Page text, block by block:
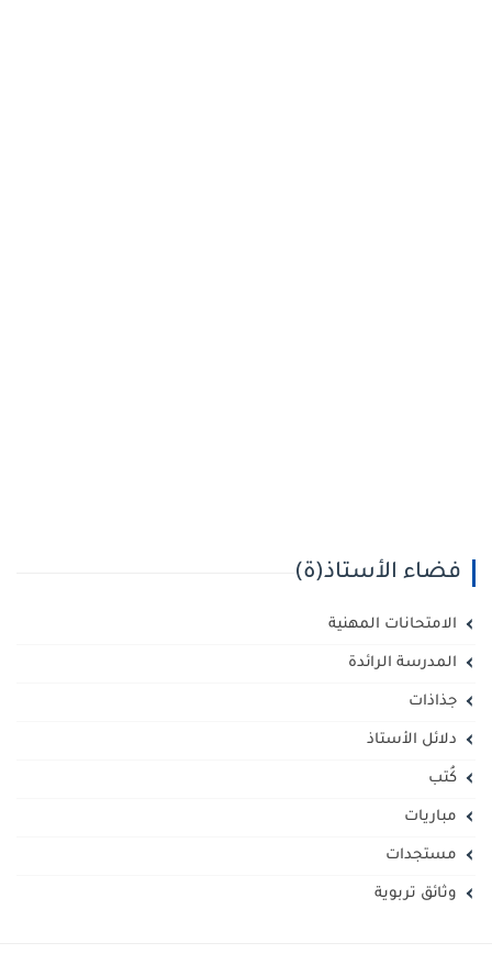
فضاء الأستاذ(ة)
الامتحانات المهنية
المدرسة الرائدة
جذاذات
دلائل الأستاذ
كُتب
مباريات
مستجدات
وثائق تربوية